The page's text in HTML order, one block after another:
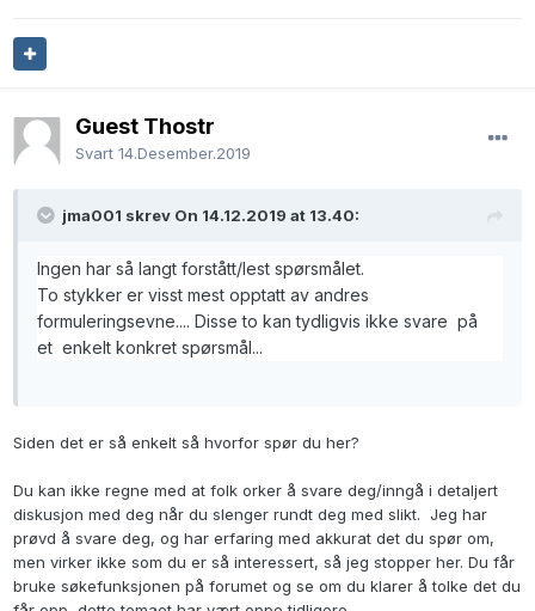
Guest Thostr
Svart 14.Desember.2019
jma001 skrev On 14.12.2019 at 13.40:
Ingen har så langt forstått/lest spørsmålet.
To stykker er visst mest opptatt av andres
formuleringsevne.... Disse to kan tydligvis ikke svare på
et enkelt konkret spørsmål...
Siden det er så enkelt så hvorfor spør du her?
Du kan ikke regne med at folk orker å svare deg/inngå i detaljert
diskusjon med deg når du slenger rundt deg med slikt. Jeg har
prøvd å svare deg, og har erfaring med akkurat det du spør om,
men virker ikke som du er så interessert, så jeg stopper her. Du får
bruke søkefunksjonen på forumet og se om du klarer å tolke det du